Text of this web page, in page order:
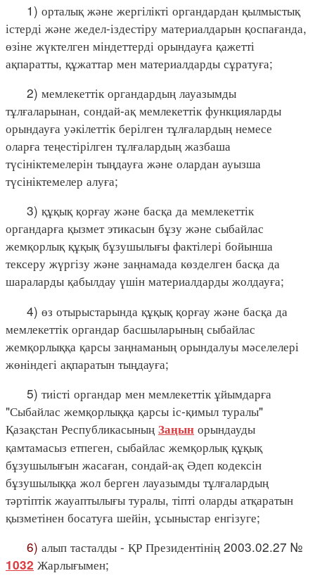
1) орталық және жергілікті органдардан қылмыстық
істерді және жедел-іздестіру материалдарын қоспағанда,
өзіне жүктелген міндеттерді орындауға қажетті
ақпаратты, құжаттар мен материалдарды сұратуға;
2) мемлекеттік органдардың лауазымды
тұлғаларынан, сондай-ақ мемлекеттік функцияларды
орындауға уәкілеттік берілген тұлғалардың немесе
оларға теңестірілген тұлғалардың жазбаша
түсініктемелерін тыңдауға және олардан ауызша
түсініктемелер алуға;
3) құқық қорғау және басқа да мемлекеттік
органдарға қызмет этикасын бұзу және сыбайлас
жемқорлық құқық бұзушылығы фактілері бойынша
тексеру жүргізу және заңнамада көзделген басқа да
шараларды қабылдау үшін материалдарды жолдауға;
4) өз отырыстарында құқық қорғау және басқа да
мемлекеттік органдар басшыларының сыбайлас
жемқорлыққа қарсы заңнаманың орындалуы мәселелері
жөніндегі ақпаратын тыңдауға;
5) тиісті органдар мен мемлекеттік ұйымдарға
"Сыбайлас жемқорлыққа қарсы іс-қимыл туралы"
Қазақстан Республикасының Заңын орындауды
қамтамасыз етпеген, сыбайлас жемқорлық құқық
бұзушылығын жасаған, сондай-ақ Әдеп кодексін
бұзушылыққа жол берген лауазымды тұлғалардың
тәртіптік жауаптылығы туралы, тіпті оларды атқаратын
қызметінен босатуға шейін, ұсыныстар енгізуге;
6) алып тасталды - ҚР Президентінің 2003.02.27 №
1032 Жарлығымен;